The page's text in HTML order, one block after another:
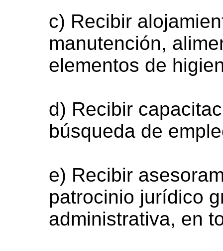
c) Recibir
manutención,
elementos de
d) Recibir
búsqueda de
e) Recibir
patrocinio jurídico
administrativa, en